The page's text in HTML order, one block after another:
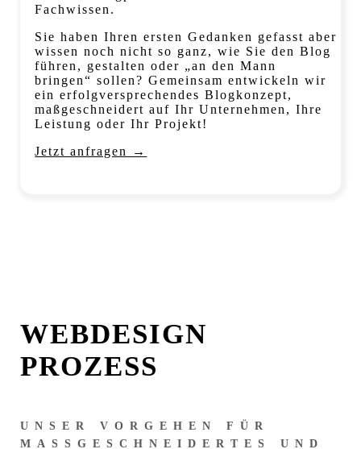
Fachwissen.
Sie haben Ihren ersten Gedanken gefasst aber
wissen noch nicht so ganz, wie Sie den Blog
führen, gestalten oder „an den Mann
bringen“ sollen? Gemeinsam entwickeln wir
ein erfolgversprechendes Blogkonzept,
maßgeschneidert auf Ihr Unternehmen, Ihre
Leistung oder Ihr Projekt!
Jetzt anfragen →
WEBDESIGN
PROZESS
UNSER VORGEHEN FÜR
MASSGESCHNEIDERTES UND